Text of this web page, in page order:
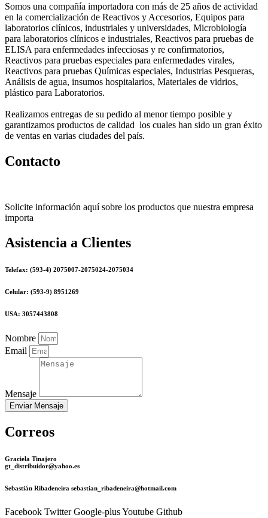
Somos una compañía importadora con más de 25 años de actividad
en la comercialización de Reactivos y Accesorios, Equipos para
laboratorios clínicos, industriales y universidades, Microbiología
para laboratorios clínicos e industriales, Reactivos para pruebas de
ELISA para enfermedades infecciosas y re confirmatorios,
Reactivos para pruebas especiales para enfermedades virales,
Reactivos para pruebas Químicas especiales, Industrias Pesqueras,
Análisis de agua, insumos hospitalarios, Materiales de vidrios,
plástico para Laboratorios.
Realizamos entregas de su pedido al menor tiempo posible y
garantizamos productos de calidad los cuales han sido un gran éxito
de ventas en varias ciudades del país.
Contacto
Solicite información aquí sobre los productos que nuestra empresa
importa
Asistencia a Clientes
Telefax: (593-4) 2075007-2075024-2075034
Celular: (593-9) 8951269
USA: 3057443808
Nombre
Email
Mensaje
Enviar Mensaje
Correos
Graciela Tinajero
gt_distribuidor@yahoo.es
Sebastián Ribadeneira sebastian_ribadeneira@hotmail.com
Facebook Twitter Google-plusYoutube Github